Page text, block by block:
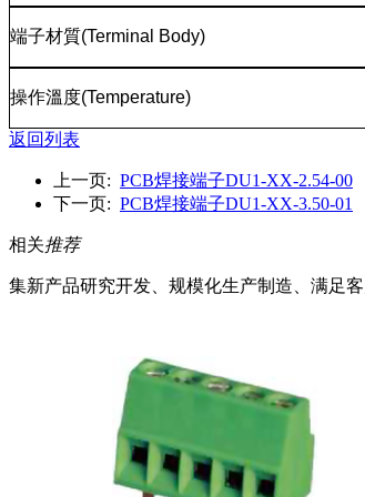
端子材質(Terminal Body)
操作溫度(Temperature)
返回列表
上一页: PCB焊接端子DU1-XX-2.54-00
下一页: PCB焊接端子DU1-XX-3.50-01
相关推荐
集新产品研究开发、规模化生产制造、满足